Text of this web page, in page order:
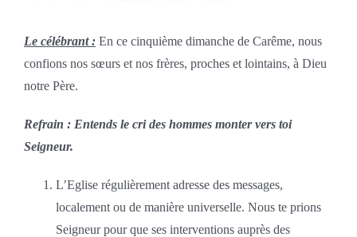
Le célébrant :En ce cinquième dimanche de Carême, nous
confions nos sœurs et nos frères, proches et lointains, à Dieu
notre Père.
Refrain : Entends le cri des hommes monter vers toi
Seigneur.
L’Eglise régulièrement adresse des messages,
localement ou de manière universelle. Nous te prions
Seigneur pour que ses interventions auprès des